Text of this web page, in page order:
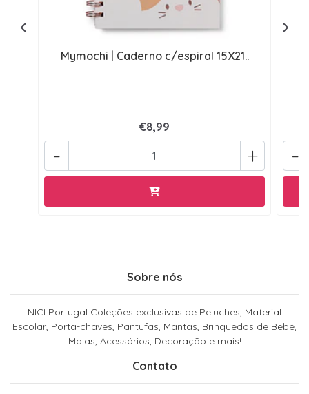
Mymochi | Caderno c/espiral 15X21..
€8,99
+
- -
Sobre nós
NICI Portugal Coleções exclusivas de Peluches, Material
Escolar, Porta-chaves, Pantufas, Mantas, Brinquedos de Bebé,
Malas, Acessórios, Decoração e mais!
Contato